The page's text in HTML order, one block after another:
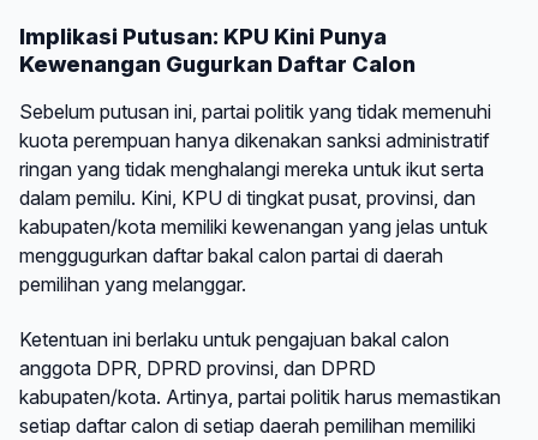
Implikasi Putusan: KPU Kini Punya
Kewenangan Gugurkan Daftar Calon
Sebelum putusan ini, partai politik yang tidak memenuhi
kuota perempuan hanya dikenakan sanksi administratif
ringan yang tidak menghalangi mereka untuk ikut serta
dalam pemilu. Kini, KPU di tingkat pusat, provinsi, dan
kabupaten/kota memiliki kewenangan yang jelas untuk
menggugurkan daftar bakal calon partai di daerah
pemilihan yang melanggar.
Ketentuan ini berlaku untuk pengajuan bakal calon
anggota DPR, DPRD provinsi, dan DPRD
kabupaten/kota. Artinya, partai politik harus memastikan
setiap daftar calon di setiap daerah pemilihan memiliki